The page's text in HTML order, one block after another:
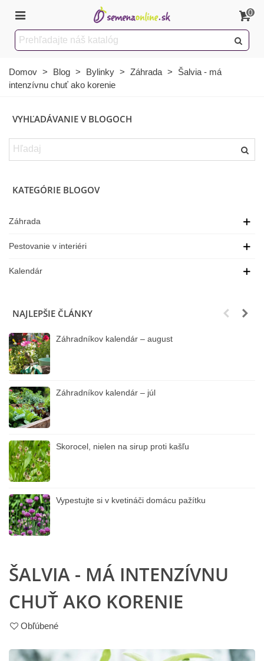
0
Domov > Blog > Bylinky > Záhrada >
Šalvia - má
intenzívnu chuť ako korenie
VYHĽADÁVANIE V BLOGOCH
KATEGÓRIE BLOGOV
Záhrada
Pestovanie v interiéri
Kalendár
NAJLEPŠIE ČLÁNKY
Záhradníkov kalendár – august
Záhradníkov kalendár – júl
Skorocel, nielen na sirup proti kašľu
Vypestujte si v kvetináči domácu pažítku
ŠALVIA - MÁ INTENZÍVNU
CHUŤ AKO KORENIE
Obľúbené